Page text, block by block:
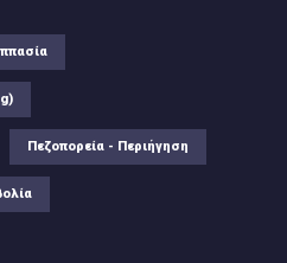
Πεζοπορεία - Περιήγηση